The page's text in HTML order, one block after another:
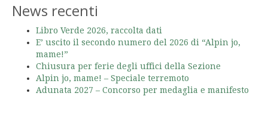
News recenti
Libro Verde 2026, raccolta dati
E’ uscito il secondo numero del 2026 di “Alpin jo,
mame!”
Chiusura per ferie degli uffici della Sezione
Alpin jo, mame! – Speciale terremoto
Adunata 2027 – Concorso per medaglia e manifesto